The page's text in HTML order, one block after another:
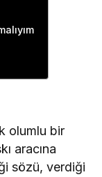
olumlu bir
aracına
sözü, verdiği